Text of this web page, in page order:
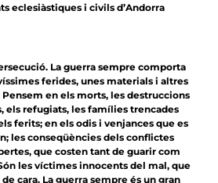
eclesiàstiques i civils d’Andorra
La guerra sempre comporta
ferides, unes materials i altres
en els morts, les destruccions
els refugiats, les famílies trencades
ferits; en els odis i venjances que es
les conseqüències dels conflictes
que costen tant de guarir com
les víctimes innocents del mal, que
cara. La guerra sempre és un gran